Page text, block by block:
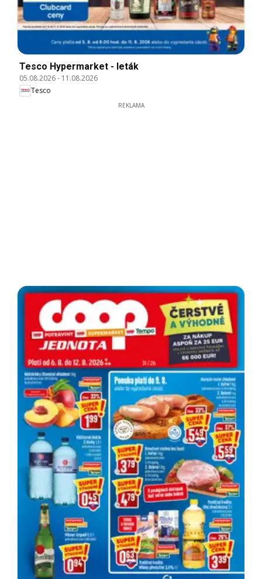
Tesco Hypermarket - leták
05.08.2026- 11.08.2026
Tesco
REKLAMA